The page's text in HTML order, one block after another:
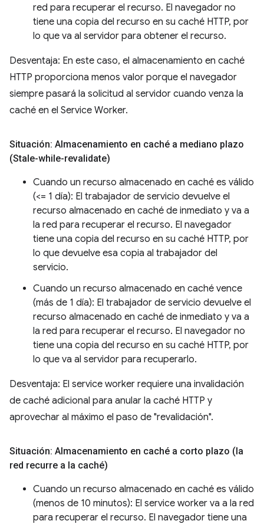
red para recuperar el recurso. El navegador no
tiene una copia del recurso en su caché HTTP, por
lo que va al servidor para obtener el recurso.
Desventaja: En este caso, el almacenamiento en caché
HTTP proporciona menos valor porque el navegador
siempre pasará la solicitud al servidor cuando venza la
caché en el Service Worker.
Situación: Almacenamiento en caché a mediano plazo
(Stale-while-revalidate)
Cuando un recurso almacenado en caché es válido
(<= 1 día): El trabajador de servicio devuelve el
recurso almacenado en caché de inmediato y va a
la red para recuperar el recurso. El navegador
tiene una copia del recurso en su caché HTTP, por
lo que devuelve esa copia al trabajador del
servicio.
Cuando un recurso almacenado en caché vence
(más de 1 día): El trabajador de servicio devuelve el
recurso almacenado en caché de inmediato y va a
la red para recuperar el recurso. El navegador no
tiene una copia del recurso en su caché HTTP, por
lo que va al servidor para recuperarlo.
Desventaja: El service worker requiere una invalidación
de caché adicional para anular la caché HTTP y
aprovechar al máximo el paso de "revalidación".
Situación: Almacenamiento en caché a corto plazo (la
red recurre a la caché)
Cuando un recurso almacenado en caché es válido
(menos de 10 minutos): El service worker va a la red
para recuperar el recurso. El navegador tiene una